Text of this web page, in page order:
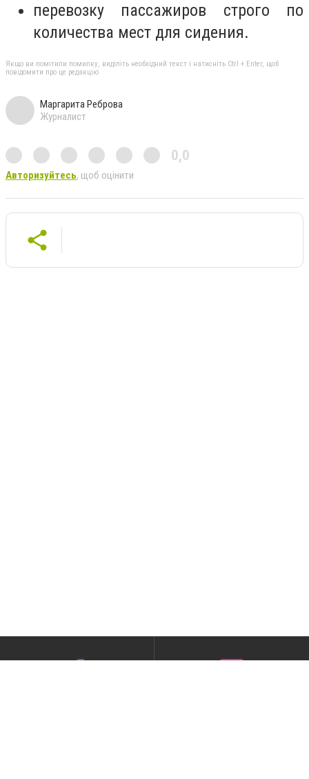
перевозку пассажиров строго по
количества мест для сидения.
Якщо ви помітили помилку, виділіть необхідний текст і натисніть Ctrl + Enter, щоб
повідомити про це редакцію
Маргарита Реброва
Журналист
0,0
Авторизуйтесь, щоб оцінити